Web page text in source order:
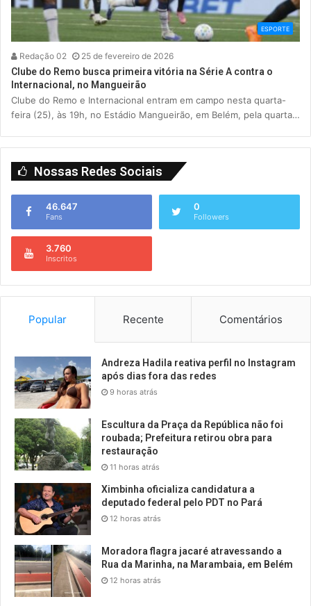
ESPORTE
Redação 02 25 de fevereiro de 2026
Clube do Remo busca primeira vitória na Série A contra o
Internacional, no Mangueirão
Clube do Remo e Internacional entram em campo nesta quarta-
feira (25), às 19h, no Estádio Mangueirão, em Belém, pela quarta…
Nossas Redes Sociais
46.647
Fans
0
Followers
3.760
Inscritos
Popular Recente Comentários
Andreza Hadila reativa perfil no Instagram
após dias fora das redes
9 horas atrás
Escultura da Praça da República não foi
roubada; Prefeitura retirou obra para
restauração
11 horas atrás
Ximbinha oficializa candidatura a
deputado federal pelo PDT no Pará
12 horas atrás
Moradora flagra jacaré atravessando a
Rua da Marinha, na Marambaia, em Belém
12 horas atrás